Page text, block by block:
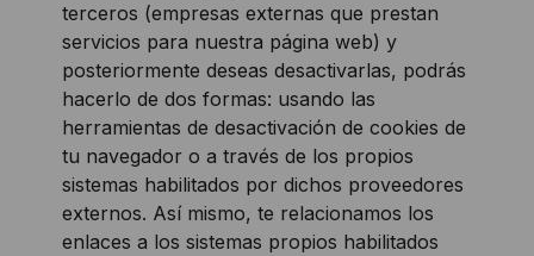
terceros (empresas externas que prestan
servicios para nuestra página web) y
posteriormente deseas desactivarlas, podrás
hacerlo de dos formas: usando las
herramientas de desactivación de cookies de
tu navegador o a través de los propios
sistemas habilitados por dichos proveedores
externos. Así mismo, te relacionamos los
enlaces a los sistemas propios habilitados